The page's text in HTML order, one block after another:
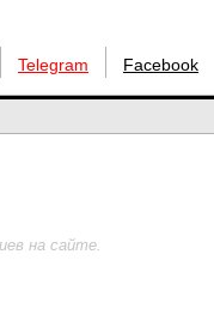
Telegram Facebook
на сайте.